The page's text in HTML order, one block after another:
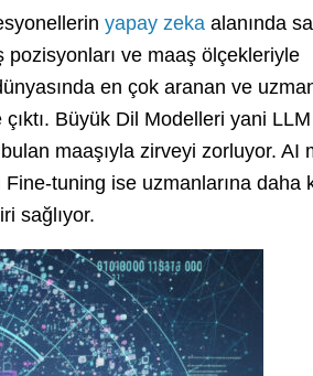
yapay zeka alanında
pozisyonları ve maaş ölçekleriyle
en çok aranan ve
Büyük Dil Modelleri yani
maaşıyla zirveyi zorluyor. AI
tuning ise uzmanlarına daha
sağlıyor.